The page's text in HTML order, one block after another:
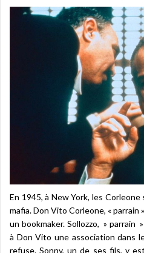
En 1945, à New York, les
mafia. Don Vito Corleone, « parrain
un bookmaker. Sollozzo, » parrain
à Don Vito une association dans
refuse. Sonny, un de ses fils, y